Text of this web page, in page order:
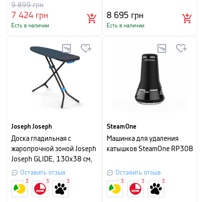
7 424 грн
9 899грн
Есть в наличии
8 695 грн
Есть в наличии
Joseph Joseph
Доска гладильная с
жаропрочной зоной Joseph
Joseph GLIDE, 130х38 см,
темно-синий с черным
Оставить отзыв
3 3 3
SteamOne
Машинка для удаления
катышков SteamOne RP30B
Оставить отзыв
3 3 3